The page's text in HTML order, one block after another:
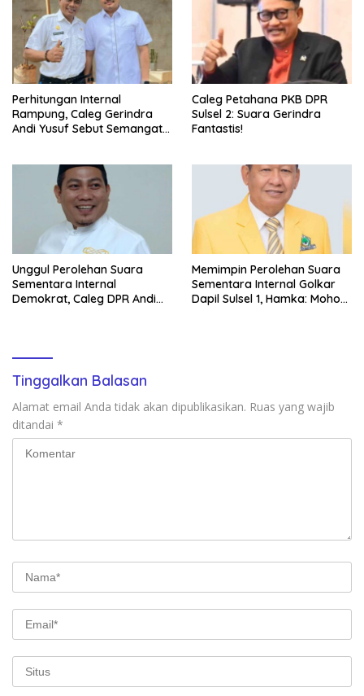
Perhitungan Internal
Rampung, Caleg Gerindra
Andi Yusuf Sebut Semangat
Caleg Petahana PKB DPR
Sulsel 2: Suara Gerindra
Fantastis!
Unggul Perolehan Suara
Sementara Internal
Demokrat, Caleg DPR Andi
Memimpin Perolehan Suara
Sementara Internal Golkar
Dapil Sulsel 1, Hamka: Mohon
Tinggalkan Balasan
Alamat email Anda tidak akan dipublikasikan. Ruas yang wajib
ditandai *